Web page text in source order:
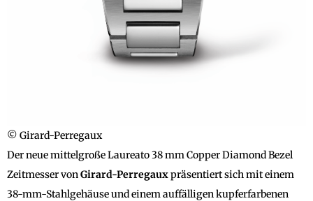
© Girard-Perregaux
Der neue mittelgroße Laureato 38 mm Copper Diamond Bezel
Zeitmesser vonGirard-Perregauxpräsentiert sich mit einem
38-mm-Stahlgehäuse und einem auffälligen kupferfarbenen